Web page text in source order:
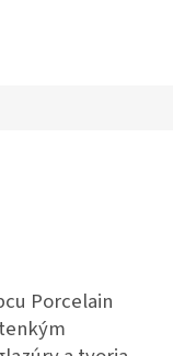
Porcelain